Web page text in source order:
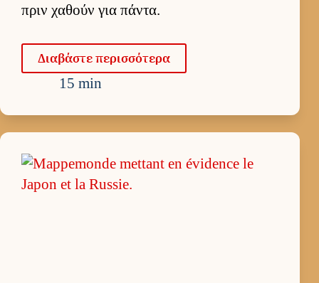
πριν χαθούν για πάντα.
Δια­βάστε περισ­σότερα
15 min